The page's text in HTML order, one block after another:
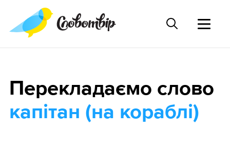
Перекладаємо слово
капітан (на кораблі)